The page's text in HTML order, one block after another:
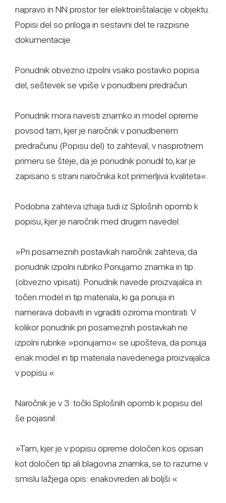
napravo in NN prostor ter elektroinštalacije v objektu.
Popisi del so priloga in sestavni del te razpisne
dokumentacije.
Ponudnik obvezno izpolni vsako postavko popisa
del, seštevek se vpiše v ponudbeni predračun.
Ponudnik mora navesti znamko in model opreme
povsod tam, kjer je naročnik v ponudbenem
predračunu (Popisu del) to zahteval; v nasprotnem
primeru se šteje, da je ponudnik ponudil to, kar je
zapisano s strani naročnika kot primerljiva kvaliteta«.
Podobna zahteva izhaja tudi iz Splošnih opomb k
popisu, kjer je naročnik med drugim navedel:
»Pri posameznih postavkah naročnik zahteva, da
ponudnik izpolni rubriko Ponujamo znamka in tip:
(obvezno vpisati). Ponudnik navede proizvajalca in
točen model in tip materiala, ki ga ponuja in
namerava dobaviti in vgraditi oziroma montirati. V
kolikor ponudnik pri posameznih postavkah ne
izpolni rubrike »ponujamo« se upošteva, da ponuja
enak model in tip materiala navedenega proizvajalca
v popisu.«
Naročnik je v 3. točki Splošnih opomb k popisu del
še pojasnil:
»Tam, kjer je v popisu opreme določen kos opisan
kot določen tip ali blagovna znamka, se to razume v
smislu lažjega opis: enakovreden ali boljši.«